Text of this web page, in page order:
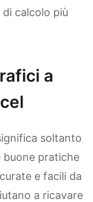
calcolo più
a
soltanto
buone pratiche
e facili da
a ricavare